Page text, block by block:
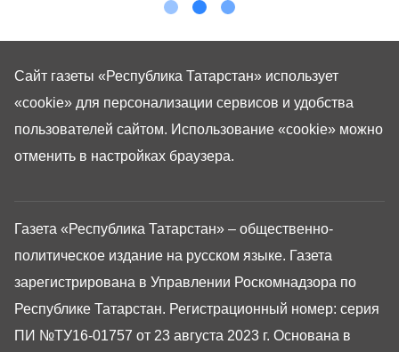
Газета «Республика Татарстан» – общественно-
политическое издание на русском языке. Газета
зарегистрирована в Управлении Роскомнадзора по
Республике Татарстан. Регистрационный номер: серия
ПИ №ТУ16-01757 от 23 августа 2023 г. Основана в
Сайт газеты «Республика Татарстан» использует
«cookie» для персонализации сервисов и удобства
пользователей сайтом. Использование «cookie» можно
отменить в настройках браузера.